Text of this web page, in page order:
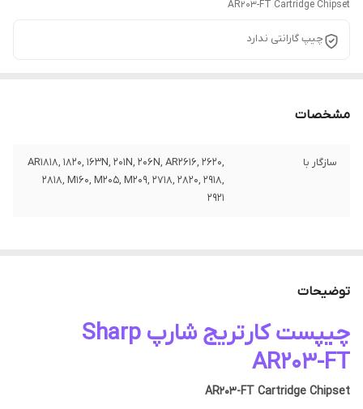
AR203-FT Cartridge Chipset
چیپ گارانتی ندارد
مشخصات
سازگار با
AR1818, 1820, 163N, 201N, 206N, AR2616, 2620,
2818, M160, M205, M209, 2718, 2820, 2918,
2921
توضیحات
چیپست کارتریج شارپ Sharp
AR203-FT
AR203-FT Cartridge Chipset